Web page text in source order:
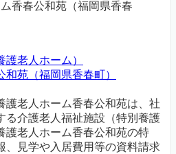
老人ホーム）
苑（福岡県香春町）
護老人ホーム香春公和苑は、社
る介護老人福祉施設（特別養護
護老人ホーム香春公和苑の特
、見学や入居費用等の資料請求